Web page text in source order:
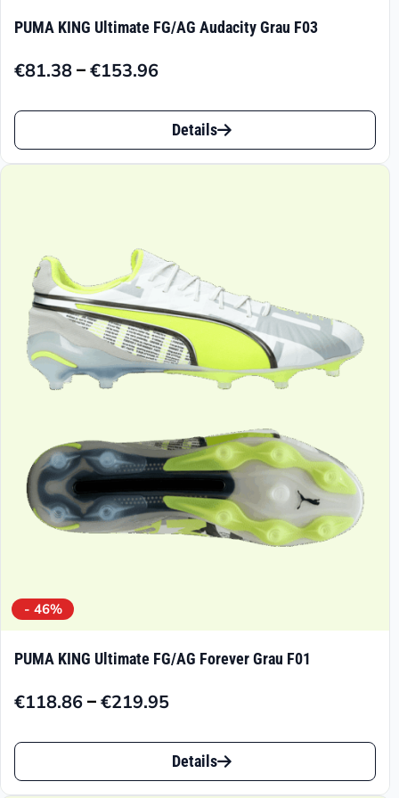
PUMA KING Ultimate FG/AG Audacity Grau F03
€81.38–€153.96
Preisspanne:
€153.96
Dieses
Produkt
auf.
Die
Optionen
können
Produktseite
gewählt
werden
Details
- 46%
PUMA KING Ultimate FG/AG Forever Grau F01
€118.86–€219.95
Preisspanne:
€118.86
€219.95
Dieses
Produkt
Details